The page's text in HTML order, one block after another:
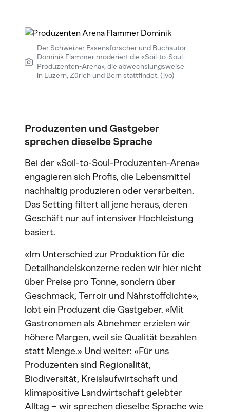
Der Schweizer Essensforscher und Buchautor
Dominik Flammer moderiert die «Soil-to-Soul-
Produzenten-Arena», die abwechslungsweise
in Luzern, Zürich und Bern stattfindet. (jvo)
Produzenten und Gastgeber
sprechen dieselbe Sprache
Bei der «Soil-to-Soul-Produzenten-Arena»
engagieren sich Profis, die Lebensmittel
nachhaltig produzieren oder verarbeiten.
Das Setting filtert all jene heraus, deren
Geschäft nur auf intensiver Hochleistung
basiert.
«Im Unterschied zur Produktion für die
Detailhandelskonzerne reden wir hier nicht
über Preise pro Tonne, sondern über
Geschmack, Terroir und Nährstoffdichte»,
lobt ein Produzent die Gastgeber. «Mit
Gastronomen als Abnehmer erzielen wir
höhere Margen, weil sie Qualität bezahlen
statt Menge.» Und weiter: «Für uns
Produzenten sind Regionalität,
Biodiversität, Kreislaufwirtschaft und
klimapositive Landwirtschaft gelebter
Alltag – wir sprechen dieselbe Sprache wie